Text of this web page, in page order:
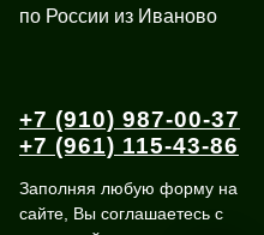
по России из Иваново
+7 (910) 987-00-37
+7 (961) 115-43-86
Заполняя любую форму на
сайте, Вы соглашаетесь с